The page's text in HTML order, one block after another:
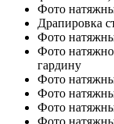
Фото
Драпировка
Фото
Фото
гардину
Фото
Фото
Фото